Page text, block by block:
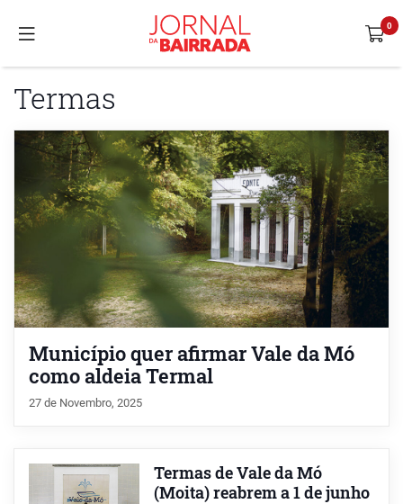
Termas
Município quer afirmar Vale da Mó
como aldeia Termal
27 de Novembro, 2025
Termas de Vale da Mó
(Moita) reabrem a 1 de junho